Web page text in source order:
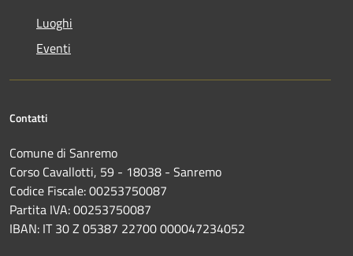
Luoghi
Eventi
Contatti
Comune di Sanremo
Corso Cavallotti, 59 - 18038 - Sanremo
Codice Fiscale: 00253750087
Partita IVA: 00253750087
IBAN: IT 30 Z 05387 22700 000047234052